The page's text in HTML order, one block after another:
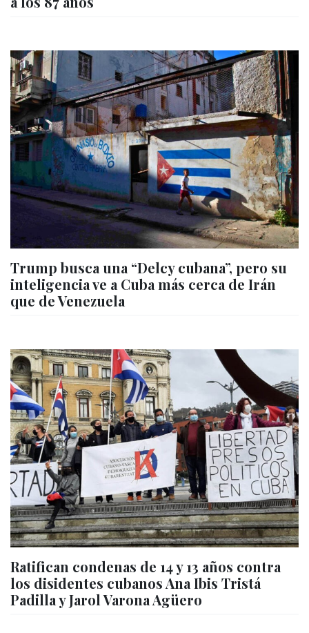
Trump busca una “Delcy cubana”, pero su
inteligencia ve a Cuba más cerca de Irán
que de Venezuela
Ratifican condenas de 14 y 13 años contra
los disidentes cubanos Ana Ibis Tristá
Padilla y Jarol Varona Agüero